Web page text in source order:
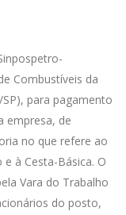
Combustíveis da
para pagamento
empresa, de
no que refere ao
à Cesta-Básica. O
Vara do Trabalho
do posto,